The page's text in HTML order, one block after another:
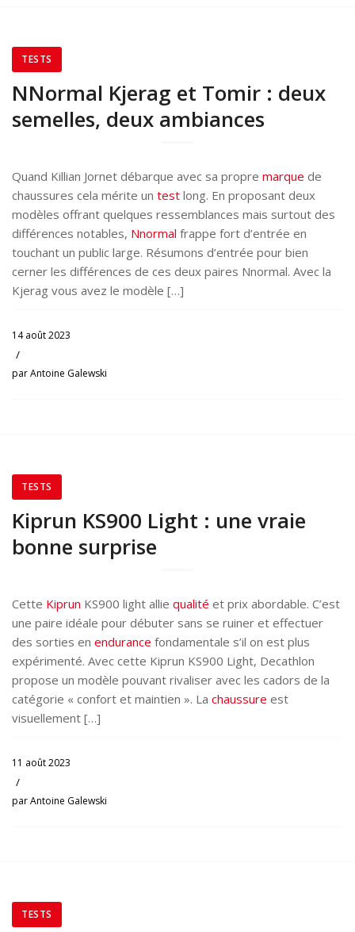
TESTS
NNormal Kjerag et Tomir : deux
semelles, deux ambiances
Quand Killian Jornet débarque avec sa propre marque de
chaussures cela mérite un test long. En proposant deux
modèles offrant quelques ressemblances mais surtout des
différences notables, Nnormal frappe fort d’entrée en
touchant un public large. Résumons d’entrée pour bien
cerner les différences de ces deux paires Nnormal. Avec la
Kjerag vous avez le modèle […]
14 août 2023
/
parAntoine Galewski
TESTS
Kiprun KS900 Light : une vraie
bonne surprise
Cette Kiprun KS900 light allie qualité et prix abordable. C’est
une paire idéale pour débuter sans se ruiner et effectuer
des sorties en endurance fondamentale s’il on est plus
expérimenté. Avec cette Kiprun KS900 Light, Decathlon
propose un modèle pouvant rivaliser avec les cadors de la
catégorie « confort et maintien ». La chaussure est
visuellement […]
11 août 2023
/
parAntoine Galewski
TESTS